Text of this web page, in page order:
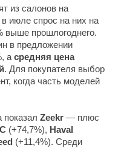
из салонов на
июле спрос на них на
выше прошлогоднего.
в предложении
асредняя цена
. Для покупателя выбор
когда часть моделей
показал Zeekr — плюс
(+74,7%), Haval
(+11,4%). Среди